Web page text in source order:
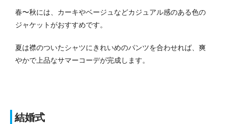
春〜秋には、カーキやベージュなどカジュアル感のある色の
ジャケットがおすすめです。
夏は襟のついたシャツにきれいめのパンツを合わせれば、爽
やかで上品なサマーコーデが完成します。
結婚式